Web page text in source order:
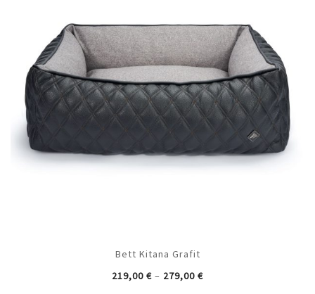
Bett Kitana Grafit
219,00 € – 279,00 €